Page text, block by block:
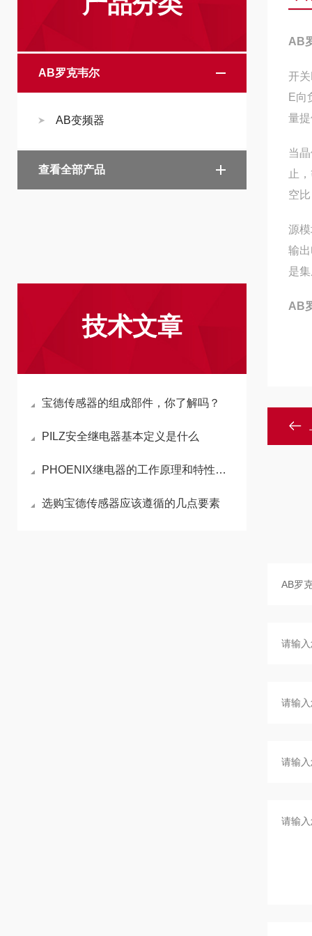
AB罗克韦尔
AB变频器
查看全部产品
技术文章
宝德传感器的组成部件，你了解吗？
PILZ安全继电器基本定义是什么
PHOENIX继电器的工作原理和特性以及选购注意事项分享
选购宝德传感器应该遵循的几点要素
AB
开
E向
量
当
止
空
源
输
是
AB